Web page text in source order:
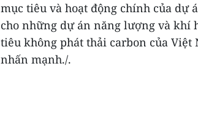
mục tiêu và hoạt động chính của dự
cho những dự án năng lượng và khí
tiêu không phát thải carbon của Việt
nhấn mạnh./.